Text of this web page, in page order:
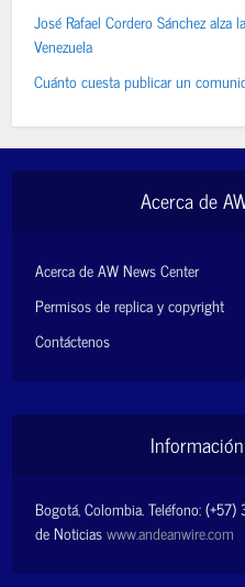
José Rafael Cordero Sánchez
Venezuela
Cuánto cuesta publicar un
Acerca de
Acerca de AW News Center
Permisos de replica y copyright
Contáctenos
Bogotá, Colombia. Teléfono:
de Noticiaswww.andeanwire.com